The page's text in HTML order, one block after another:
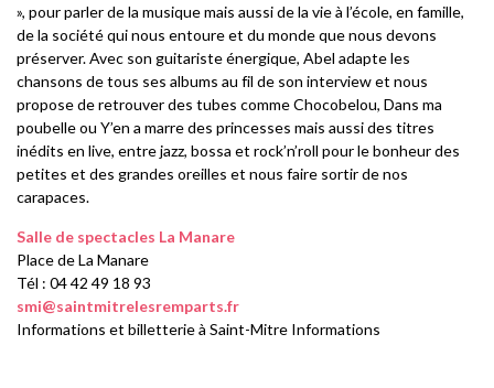
», pour parler de la musique mais aussi de la vie à l’école, en famille,
de la société qui nous entoure et du monde que nous devons
préserver. Avec son guitariste énergique, Abel adapte les
chansons de tous ses albums au fil de son interview et nous
propose de retrouver des tubes comme Chocobelou, Dans ma
poubelle ou Y’en a marre des princesses mais aussi des titres
inédits en live, entre jazz, bossa et rock’n’roll pour le bonheur des
petites et des grandes oreilles et nous faire sortir de nos
carapaces.
Salle de spectacles La Manare
Place de La Manare
Tél : 04 42 49 18 93
smi@saintmitrelesremparts.fr
Informations et billetterie à Saint-Mitre Informations